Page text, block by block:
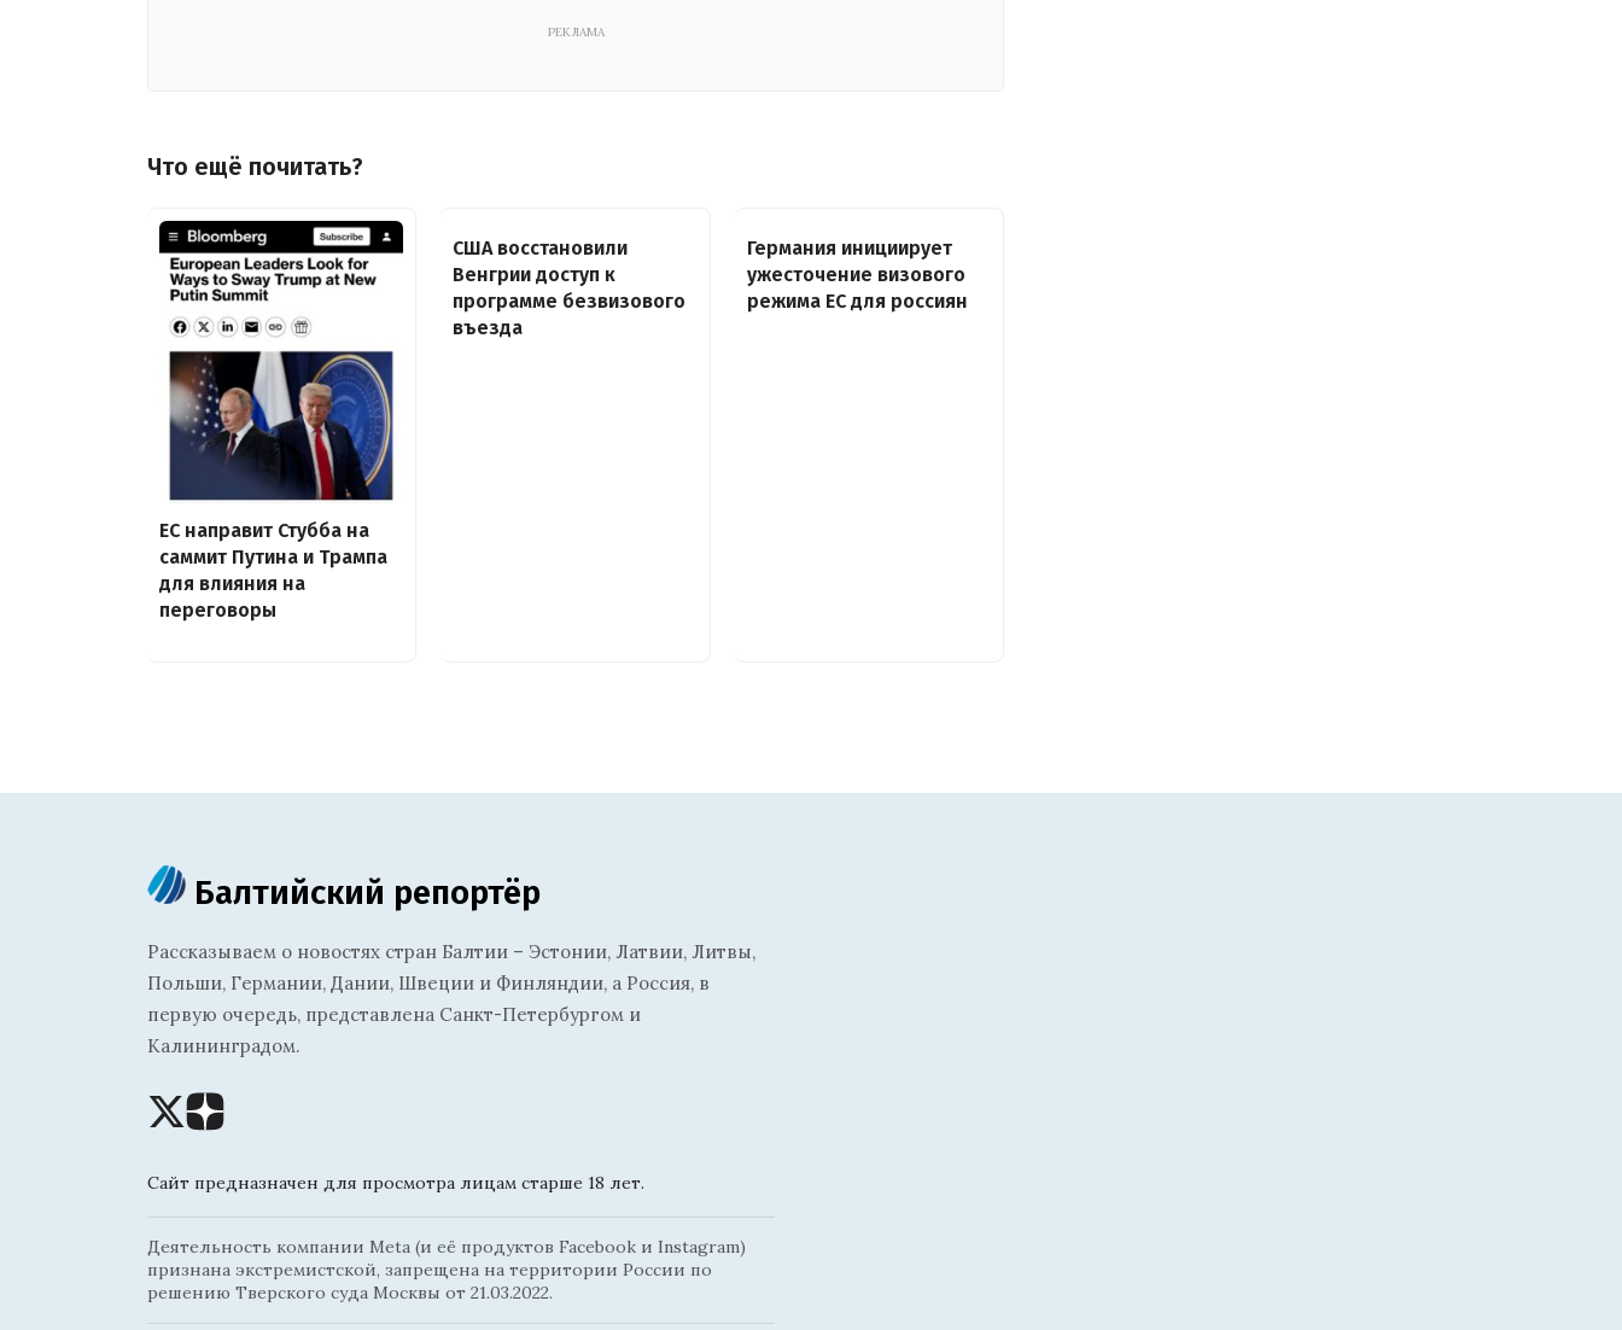
РЕКЛАМА
Что ещё почитать?
ЕС направит Стубба на
саммит Путина и Трампа
для влияния на
переговоры
США восстановили
Венгрии доступ к
программе безвизового
въезда
Германия инициирует
ужесточение визового
режима ЕС для россиян
Балтийский репортёр
Рассказываем о новостях стран Балтии – Эстонии, Латвии, Литвы,
Польши, Германии, Дании, Швеции и Финляндии, а Россия, в
первую очередь, представлена Санкт-Петербургом и
Калининградом.
Сайт предназначен для просмотра лицам старше 18 лет.
Деятельность компании Meta (и её продуктов Facebook и Instagram)
признана экстремистской, запрещена на территории России по
решению Тверского суда Москвы от 21.03.2022.